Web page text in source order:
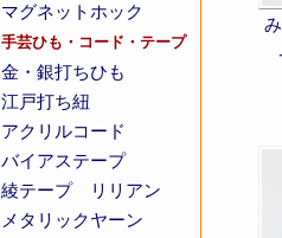
マグネットホック
手芸ひも・コード・テープ
金・銀打ちひも
江戸打ち紐
アクリルコード
バイアステープ
綾テープ
リリアン
メタリックヤーン